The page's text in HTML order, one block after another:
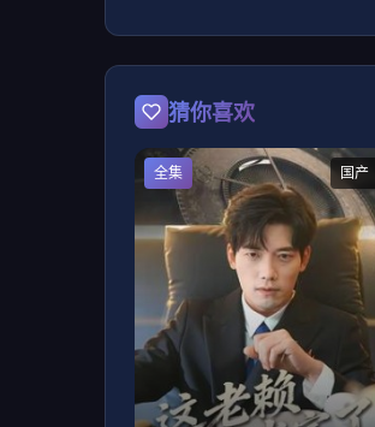
猜你喜欢
国产
全集